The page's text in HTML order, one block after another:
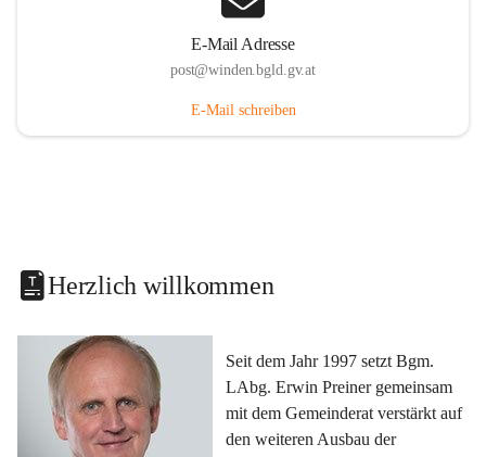
E-Mail Adresse
post@winden.bgld.gv.at
E-Mail schreiben
Herzlich willkommen
Seit dem Jahr 1997 setzt Bgm.
LAbg. Erwin Preiner gemeinsam
mit dem Gemeinderat verstärkt auf
den weiteren Ausbau der